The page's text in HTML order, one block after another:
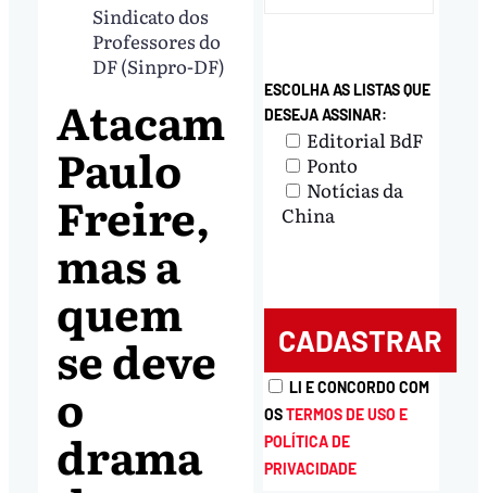
Sindicato dos
Professores do
DF (Sinpro-DF)
Atacam
Paulo
Freire,
mas a
quem
se deve
o
drama
ESCOLHA AS LISTAS QUE
DESEJA ASSINAR:
Editorial BdF
Ponto
Notícias da
China
LI E CONCORDO COM
OSTERMOS DE USO E
POLÍTICA DE
PRIVACIDADE